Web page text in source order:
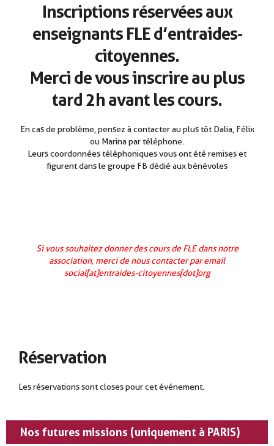
Inscriptions réservées aux
enseignants FLE d’entraides-
citoyennes.
Merci de vous inscrire au plus
tard 2h avant les cours.
En cas de problème, pensez à contacter au plus tôt Dalia, Félix
ou Marina par téléphone.
Leurs coordonnées téléphoniques vous ont été remises et
figurent dans le groupe FB dédié aux bénévoles
Si vous souhaitez donner des cours de FLE dans notre
association, merci de nous contacter par email
social[at]entraides-citoyennes[dot]org
Réservation
Les réservations sont closes pour cet événement.
Nos futures missions (uniquement à PARIS)